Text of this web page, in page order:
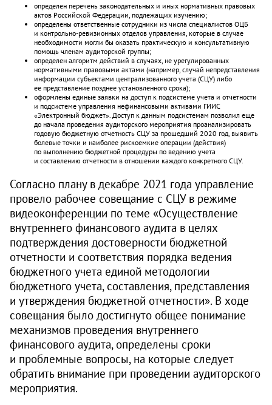
определен перечень законодательных и иных нормативных правовых
актов Российской Федерации, подлежащих изучению;
определены ответственные сотрудники из числа специалистов ОЦБ
и контрольно-ревизионных отделов управления, которые в случае
необходимости могли бы оказать практическую и консультативную
помощь членам аудиторской группы;
определен алгоритм действий в случаях, не урегулированных
нормативными правовыми актами (например, случай непредставления
информации субъектами централизованного учета (СЦУ) либо
ее представление позднее установленного срока);
оформлены единые заявки на доступ к подсистеме учета и отчетности
и подсистеме управления нефинансовыми активами ГИИС
«Электронный бюджет». Доступ к данным подсистемам позволил еще
до начала проведения аудиторского мероприятия проанализировать
годовую бюджетную отчетность СЦУ за прошедший 2020 год, выявить
болевые точки и наиболее рискоемкие операции (действия)
по выполнению бюджетной процедуры по ведению учета
и составлению отчетности в отношении каждого конкретного СЦУ.
Согласно плану в декабре 2021 года управление
провело рабочее совещание с СЦУ в режиме
видеоконференции по теме «Осуществление
внутреннего финансового аудита в целях
подтверждения достоверности бюджетной
отчетности и соответствия порядка ведения
бюджетного учета единой методологии
бюджетного учета, составления, представления
и утверждения бюджетной отчетности». В ходе
совещания было достигнуто общее понимание
механизмов проведения внутреннего
финансового аудита, определены сроки
и проблемные вопросы, на которые следует
обратить внимание при проведении аудиторского
мероприятия.